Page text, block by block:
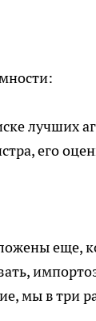
лучших
его
еще,
мы в три